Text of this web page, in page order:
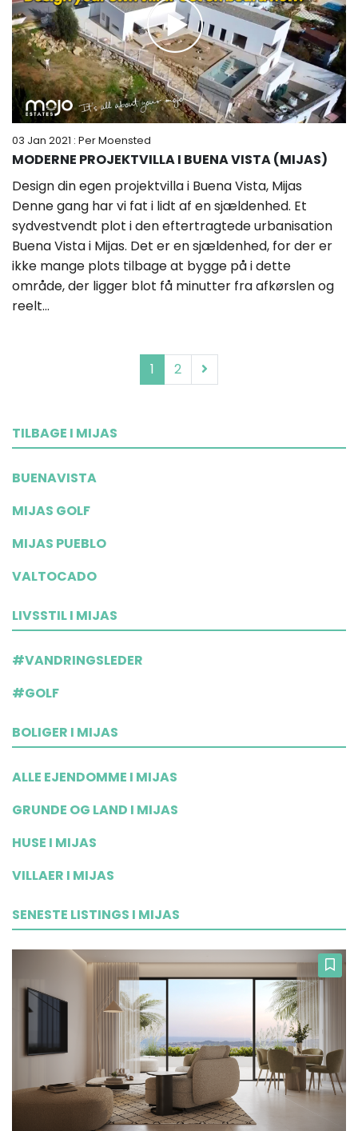
03 Jan 2021 : Per Moensted
MODERNE PROJEKTVILLA I BUENA VISTA (MIJAS)
Design din egen projektvilla i Buena Vista, Mijas
Denne gang har vi fat i lidt af en sjældenhed. Et
sydvestvendt plot i den eftertragtede urbanisation
Buena Vista i Mijas. Det er en sjældenhed, for der er
ikke mange plots tilbage at bygge på i dette
område, der ligger blot få minutter fra afkørslen og
reelt...
1 2
TILBAGE I MIJAS
BUENAVISTA
MIJAS GOLF
MIJAS PUEBLO
VALTOCADO
LIVSSTIL I MIJAS
#VANDRINGSLEDER
#GOLF
BOLIGER I MIJAS
ALLE EJENDOMME I MIJAS
GRUNDE OG LAND I MIJAS
HUSE I MIJAS
VILLAER I MIJAS
SENESTE LISTINGS I MIJAS